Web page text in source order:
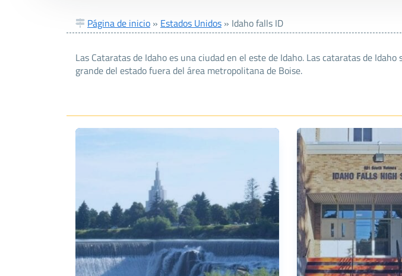
Página de inicio » Estados Unidos » Idaho falls ID
Las Cataratas de Idaho es una ciudad en el este de Idaho. Las cataratas de
grande del estado fuera del área metropolitana de Boise.